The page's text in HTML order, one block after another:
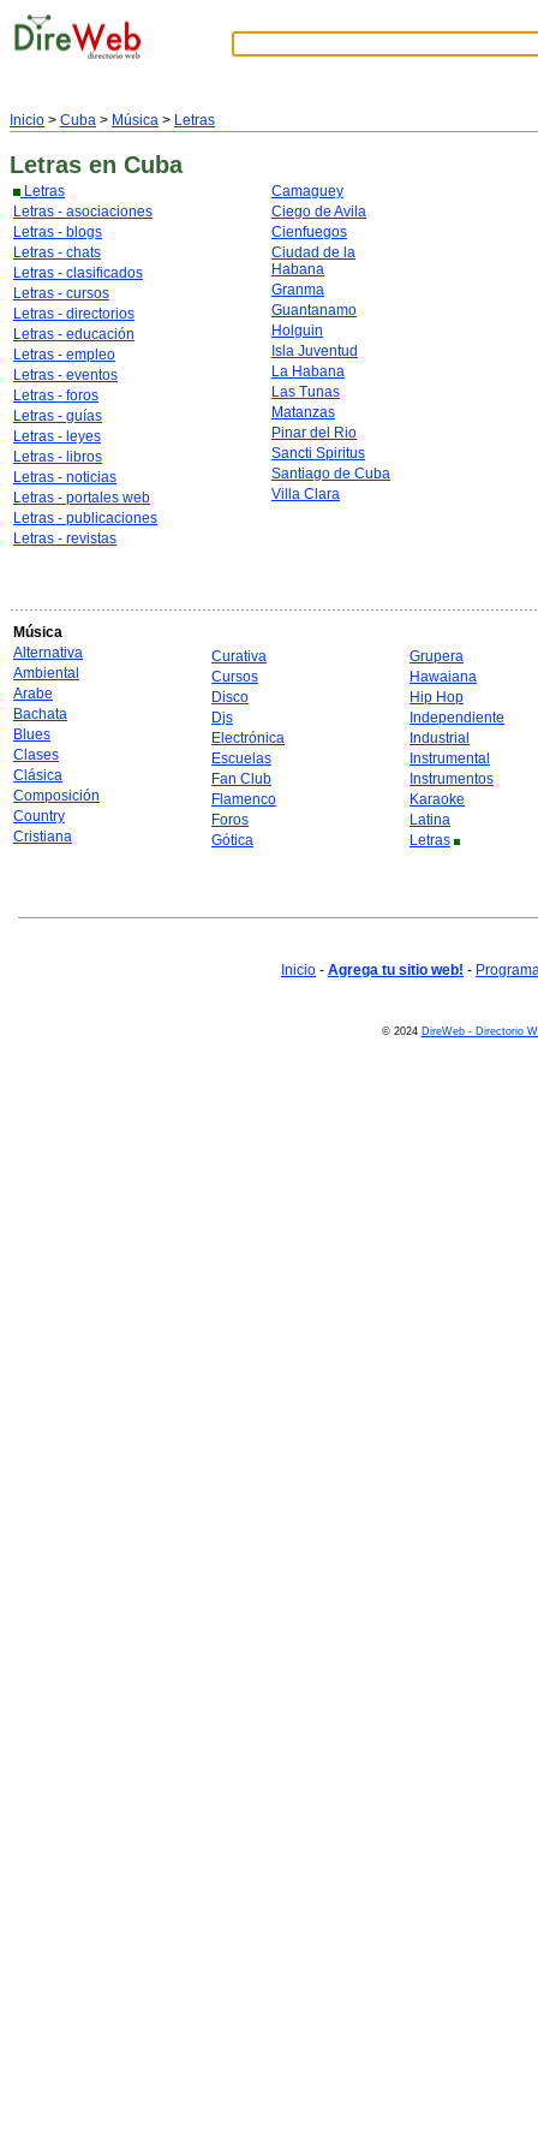
Inicio > Cuba > Música > Letras
Letras en Cuba
Letras
Letras - asociaciones
Letras - blogs
Letras - chats
Letras - clasificados
Letras - cursos
Letras - directorios
Letras - educación
Letras - empleo
Letras - eventos
Letras - foros
Letras - guías
Letras - leyes
Letras - libros
Letras - noticias
Letras - portales web
Letras - publicaciones
Letras - revistas
Camaguey
Ciego de Avila
Cienfuegos
Ciudad de la
Habana
Granma
Guantanamo
Holguin
Isla Juventud
La Habana
Las Tunas
Matanzas
Pinar del Rio
Sancti Spiritus
Santiago de Cuba
Villa Clara
Música
Alternativa
Ambiental
Arabe
Bachata
Blues
Clases
Clásica
Composición
Country
Cristiana
Curativa
Cursos
Disco
Djs
Electrónica
Escuelas
Fan Club
Flamenco
Foros
Gótica
Grupera
Hawaiana
Hip Hop
Independiente
Industrial
Instrumental
Instrumentos
Karaoke
Latina
Letras
Inicio - Agrega tu sitio web! -
© 2024 DireWeb - Directorio